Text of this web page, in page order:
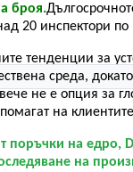
броя.
20 инспектори по
тенденции за
среда,
вече не е опция за
на
поръчки на едро,
на